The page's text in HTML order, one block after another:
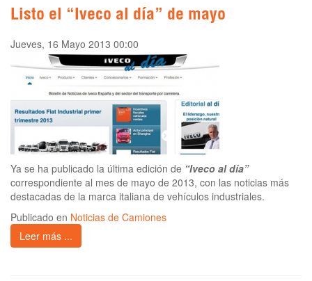
Listo el “Iveco al día” de mayo
Jueves, 16 Mayo 2013 00:00
Ya se ha publicado la última edición de “Iveco al día”
correspondiente al mes de mayo de 2013, con las noticias más
destacadas de la marca italiana de vehículos industriales.
Publicado en Noticias de Camiones
Leer más ...